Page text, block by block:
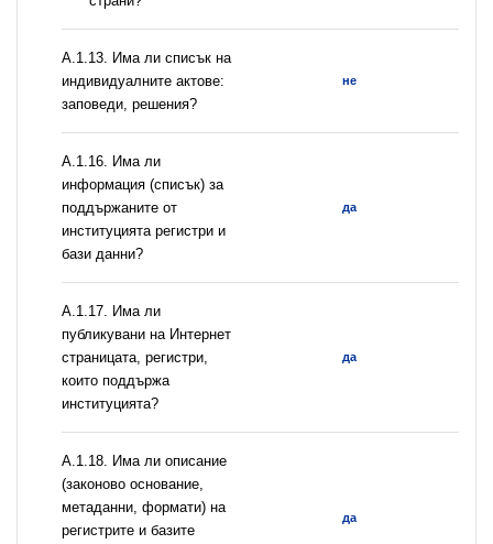
А.1.13. Има ли списък на
индивидуалните актове:
заповеди, решения?
не
А.1.16. Има ли
информация (списък) за
поддържаните от
институцията регистри и
бази данни?
да
А.1.17. Има ли
публикувани на Интернет
страницата, регистри,
които поддържа
институцията?
да
А.1.18. Има ли описание
(законово основание,
метаданни, формати) на
регистрите и базите
да